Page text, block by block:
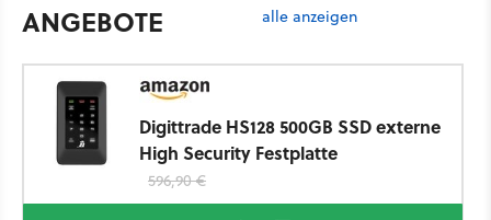
ANGEBOTE alle anzeigen
Digittrade HS128 500GB SSD externe
High Security Festplatte
596,90 €